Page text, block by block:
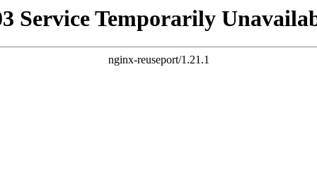
Service Temporarily
nginx-reuseport/1.21.1